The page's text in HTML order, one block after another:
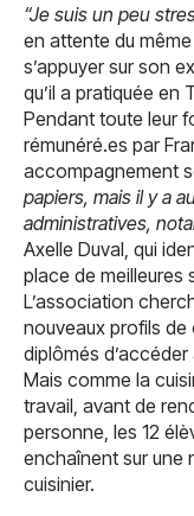
“Je suis un peu
en attente du
s’appuyer sur son
qu’il a pratiquée en
Pendant toute leur
rémunéré.es par
accompagnement
papiers, mais il y a
administratives,
Axelle Duval, qui
place de meilleures
L’association
nouveaux profils
diplômés
Mais comme la
travail, avant de
personne, les 12
enchaînent sur une
cuisinier.